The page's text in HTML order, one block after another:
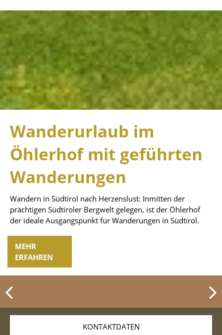
Wanderurlaub im
Öhlerhof mit geführten
Wanderungen
Wandern in Südtirol nach Herzenslust: Inmitten der
prächtigen Südtiroler Bergwelt gelegen, ist der Öhlerhof
der ideale Ausgangspunkt für Wanderungen in Südtirol.
MEHR
ERFAHREN
KONTAKTDATEN